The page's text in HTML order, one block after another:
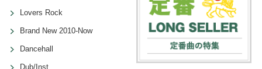
Lovers Rock
Brand New 2010-Now
Dancehall
Dub/Inst